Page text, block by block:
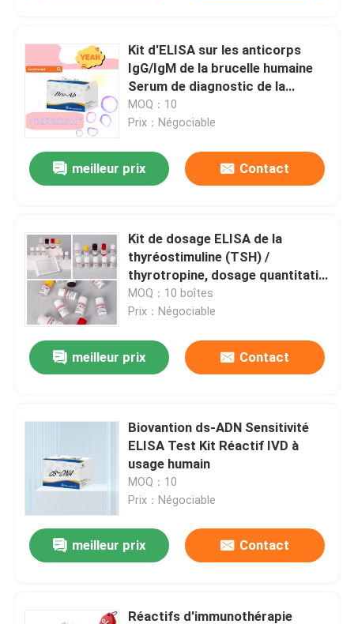
Équipement de laboratoire médical
Kit d'essai de RUO
Kit de CLIA
Analyseur chimioluminescent d'immunoessai
Réactif d'ACP
Test rapide vétérinaire
Analyseur entièrement automatique
Kit vétérinaire d'essai
Test des marqueurs tumoraux
Kit d'ELISA sur les anticorps
IgG/IgM de la brucelle humaine
Serum de diagnostic de la
brucellose Kit d'ELISA pour la
détection d'échantillons humains
MOQ：10
Prix：Négociable
meilleur prix Contact
Kit de dosage ELISA de la
thyréostimuline (TSH) /
thyrotropine, dosage quantitatif
par sandwich, pour la détection
de la fonction thyroïdienne
MOQ：10 boîtes
Prix：Négociable
meilleur prix Contact
Biovantion ds-ADN Sensitivité
ELISA Test Kit Réactif IVD à
usage humain
MOQ：10
Prix：Négociable
meilleur prix Contact
Réactifs d'immunothérapie